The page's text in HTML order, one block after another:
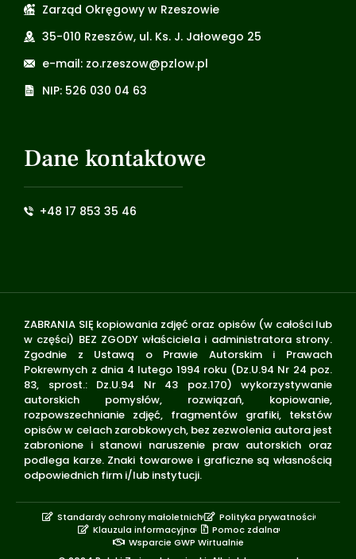
Zarząd Okręgowy w Rzeszowie
35-010 Rzeszów, ul. Ks. J. Jałowego 25
e-mail: zo.rzeszow@pzlow.pl
NIP: 526 030 04 63
Dane kontaktowe
+48 17 853 35 46
ZABRANIA SIĘ kopiowania zdjęć oraz opisów (w całości lub
w części) BEZ ZGODY właściciela i administratora strony.
Zgodnie z Ustawą o Prawie Autorskim i Prawach
Pokrewnych z dnia 4 lutego 1994 roku (Dz.U.94 Nr 24 poz.
83, sprost.: Dz.U.94 Nr 43 poz.170) wykorzystywanie
autorskich pomysłów, rozwiązań, kopiowanie,
rozpowszechnianie zdjęć, fragmentów grafiki, tekstów
opisów w celach zarobkowych, bez zezwolenia autora jest
zabronione i stanowi naruszenie praw autorskich oraz
podlega karze. Znaki towarowe i graficzne są własnością
odpowiednich firm i/lub instytucji.
Standardy ochrony małoletnich
Polityka prywatności
Klauzula informacyjna
Pomoc zdalna
Wsparcie GWP Wirtualnie